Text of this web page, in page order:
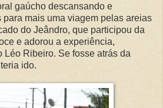
gaúcho descansando e
para mais uma viagem pelas areias
do Jeândro, que participou da
e adorou a experiência,
Léo Ribeiro. Se fosse atrás da
ido.